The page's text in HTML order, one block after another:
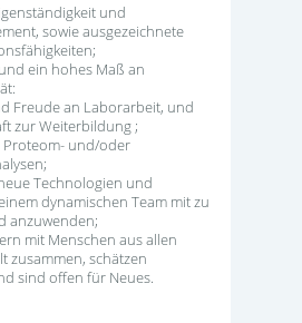
und
sowie ausgezeichnete
ein hohes Maß an
Freude an Laborarbeit, und
zur Weiterbildung ;
Proteom- und/oder
Technologien und
dynamischen Team mit zu
anzuwenden;
mit Menschen aus allen
zusammen, schätzen
sind offen für Neues.